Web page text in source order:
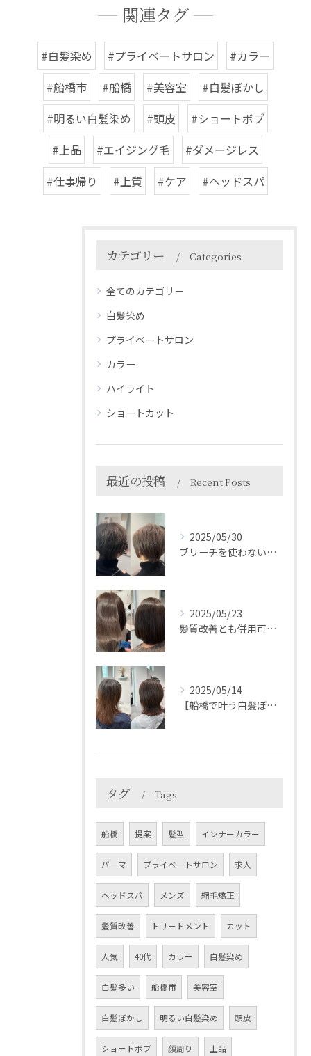
関連タグ
#白髪染め #プライベートサロン
#カラー
#船橋市
#船橋 #美容室
#白髪ぼかし
#明るい白髪染め
#頭皮
#ショートボブ
#上品
#エイジング毛
#ダメージレス
#仕事帰り
#上質 #ケア #ヘッドスパ
カテゴリー Categories
全てのカテゴリー
白髪染め
プライベートサロン
カラー
ハイライト
ショートカット
最近の投稿 Recent Posts
2025/05/30
ブリーチを使わない白髪ぼかしで自然におしゃれに＊HEARTS...
2025/05/23
髪質改善とも併用可能◎＊HEARTS船橋白髪ぼかし
2025/05/14
【船橋で叶う白髪ぼかし】白髪比率が多くても出来る脱白髪染め⭐...
タグ Tags
船橋 提案 髪型 インナーカラー
パーマ プライベートサロン 求人
ヘッドスパ メンズ 縮毛矯正
髪質改善 トリートメント カット
人気 40代 カラー 白髪染め
白髪多い 船橋市 美容室
白髪ぼかし 明るい白髪染め 頭皮
ショートボブ 顔周り 上品